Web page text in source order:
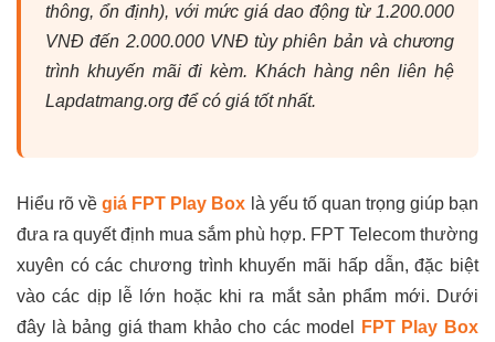
thông, ổn định), với mức giá dao động từ 1.200.000
VNĐ đến 2.000.000 VNĐ tùy phiên bản và chương
trình khuyến mãi đi kèm. Khách hàng nên liên hệ
Lapdatmang.org để có giá tốt nhất.
Hiểu rõ vềgiá FPT Play Box là yếu tố quan trọng giúp bạn
đưa ra quyết định mua sắm phù hợp. FPT Telecom thường
xuyên có các chương trình khuyến mãi hấp dẫn, đặc biệt
vào các dịp lễ lớn hoặc khi ra mắt sản phẩm mới. Dưới
đây là bảng giá tham khảo cho các model
FPT Play Box